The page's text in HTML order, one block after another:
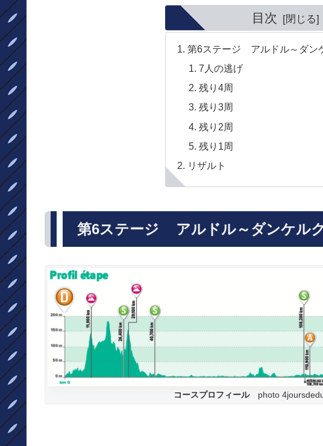
目次
第6ステージ アルドル～ダ
7人の逃げ
残り4周
残り3周
残り2周
残り1周
リザルト
第6ステージ アルドル～ダンケル
コースプロフィールphoto